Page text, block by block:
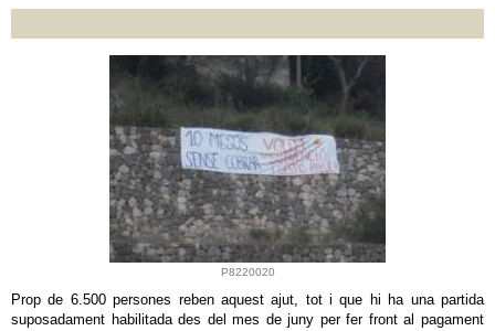
P8220020
Prop de 6.500 persones reben aquest ajut, tot i que hi ha una partida
suposadament habilitada des del mes de juny per fer front al pagament